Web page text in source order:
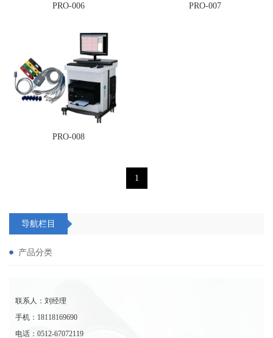
PRO-006 PRO-007
PRO-008
1
导航栏目
产品分类
联系人：刘经理
手机：18118169690
电话：0512-67072119